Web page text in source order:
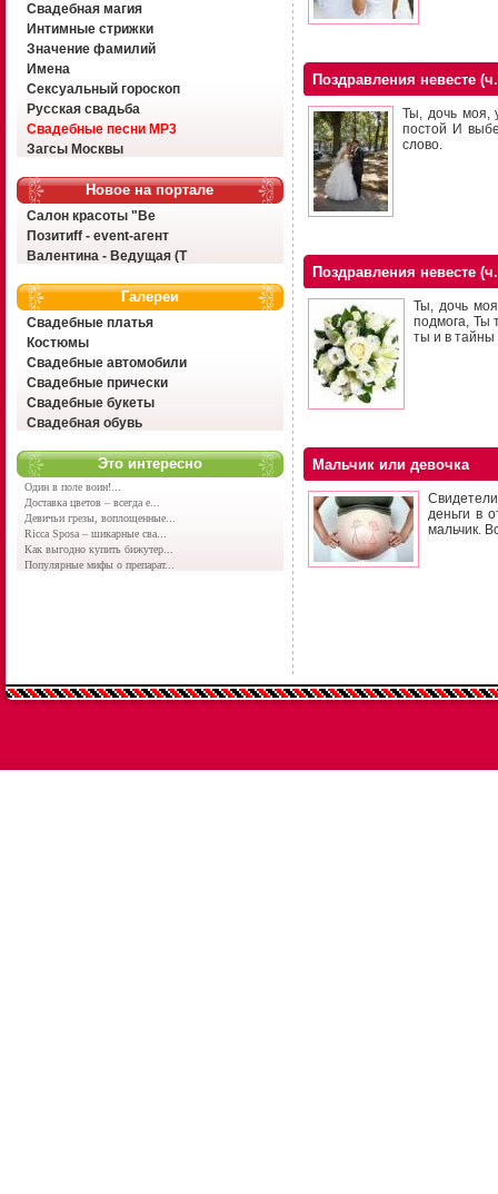
Свадебная магия
Интимные стрижки
Значение фамилий
Имена
Сексуальный гороскоп
Русская свадьба
Свадебные песни MP3
Загсы Москвы
Новое на портале
Салон красоты "Ве
Позитиff - event-агент
Валентина - Ведущая (Т
Галереи
Свадебные платья
Костюмы
Свадебные автомобили
Свадебные прически
Свадебные букеты
Свадебная обувь
Это интересно
Один в поле воин!...
Доставка цветов – всегда е...
Девичьи грезы, воплощенные...
Ricca Sposa – шикарные сва...
Как выгодно купить бижутер...
Популярные мифы о препарат...
Поздравления невесте
Ты, дочь моя,
постой И
слово.
Поздравления невесте
Ты, дочь
подмога, Ты
ты и в тайны
Мальчик или девочка
деньги в
мальчик.